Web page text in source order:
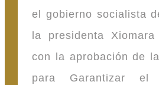
el gobierno socialista
la presidenta
con la aprobación de
para Garantizar el